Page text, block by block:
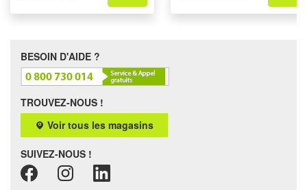
BESOIN D'AIDE ?
TROUVEZ-NOUS !
Voir tous les magasins
SUIVEZ-NOUS !